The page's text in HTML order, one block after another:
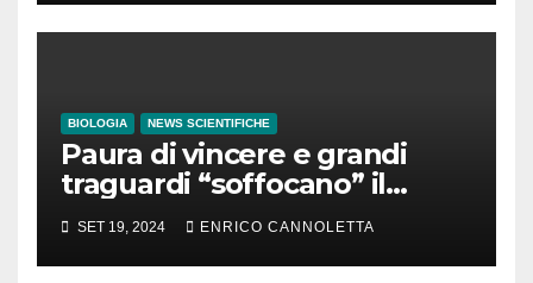
BIOLOGIA NEWS SCIENTIFICHE
Paura di vincere e grandi
traguardi “soffocano” il
cervello
SET 19, 2024 ENRICO CANNOLETTA